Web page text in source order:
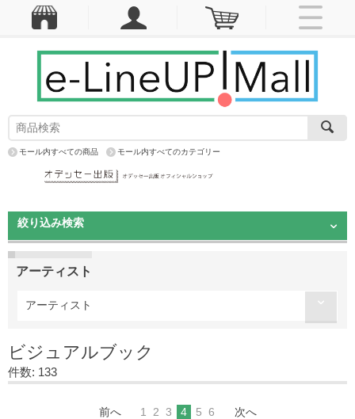
モール内すべての商品 モール内すべてのカテゴリー
絞り込み検索
アーティスト
アーティスト
ビジュアルブック
件数: 133
前へ 1 2 3 4 5 6 次へ